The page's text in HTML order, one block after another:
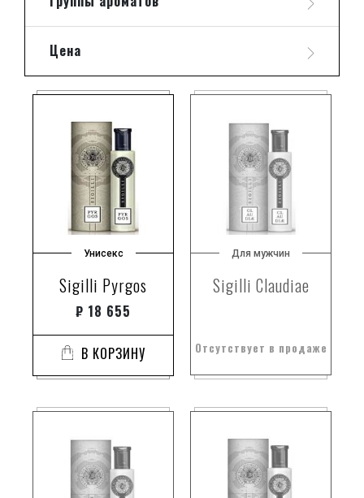
Цена
Унисекс
Sigilli Pyrgos
₽ 18 655
В КОРЗИНУ
Для мужчин
Sigilli Claudiae
Отсутствует в продаже